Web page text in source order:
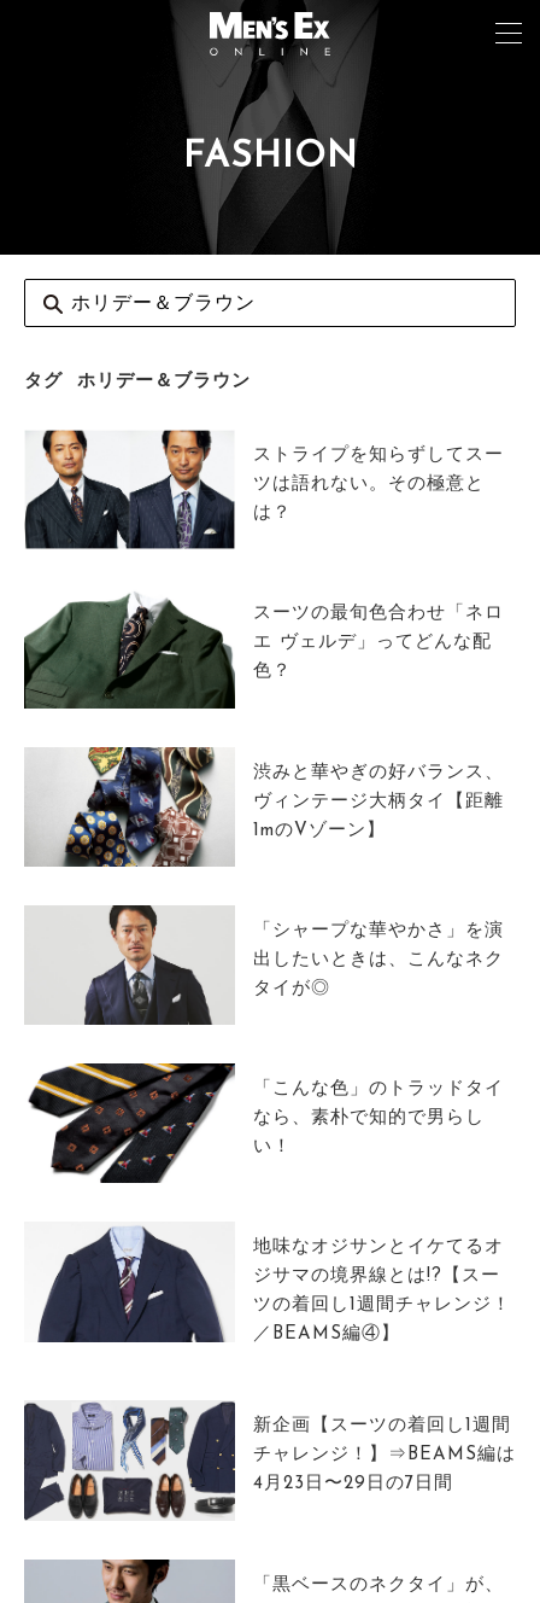
FASHION
タグ ホリデー＆ブラウン
ストライプを知らずしてスー
ツは語れない。その極意と
は？
スーツの最旬色合わせ「ネロ
エ ヴェルデ」ってどんな配
色？
渋みと華やぎの好バランス、
ヴィンテージ大柄タイ【距離
1mのVゾーン】
「シャープな華やかさ」を演
出したいときは、こんなネク
タイが◎
「こんな色」のトラッドタイ
なら、素朴で知的で男らし
い！
地味なオジサンとイケてるオ
ジサマの境界線とは!?【スー
ツの着回し1週間チャレンジ！
／BEAMS編④】
新企画【スーツの着回し1週間
チャレンジ！】⇒BEAMS編は
4月23日〜29日の7日間
「黒ベースのネクタイ」が、
CAR&BIKE
LIFESTYLE
COLUMN
MAGAZINE
ABOUT SITE
サイトマップ